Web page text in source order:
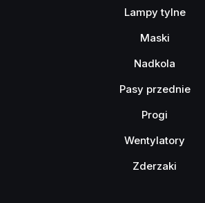
Lampy tylne
Maski
Nadkola
Pasy przednie
Progi
Wentylatory
Zderzaki